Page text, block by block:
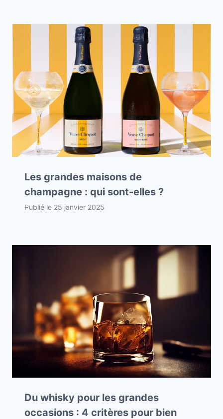
Les grandes maisons de
champagne : qui sont-elles ?
Publié le 25 janvier 2025
Du whisky pour les grandes
occasions : 4 critères pour bien